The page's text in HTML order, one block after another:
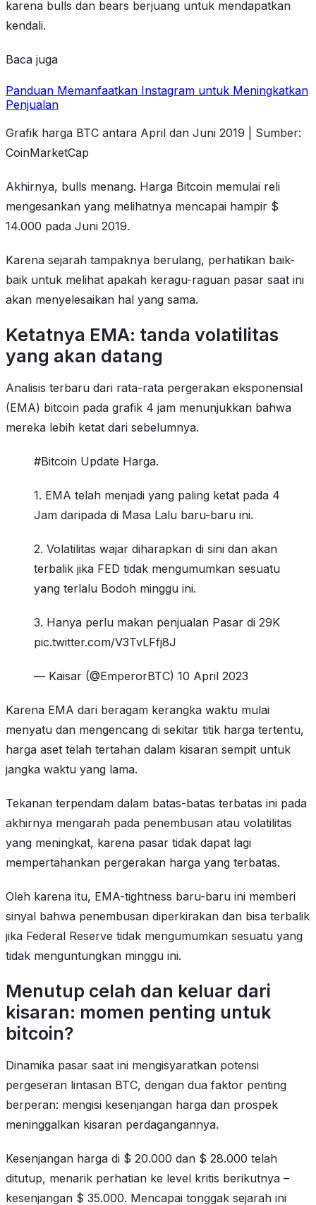
karena bulls dan bears berjuang untuk mendapatkan
kendali.
Baca juga
Panduan Memanfaatkan Instagram untuk Meningkatkan
Penjualan
Grafik harga BTC antara April dan Juni 2019 | Sumber:
CoinMarketCap
Akhirnya, bulls menang. Harga Bitcoin memulai reli
mengesankan yang melihatnya mencapai hampir $
14.000 pada Juni 2019.
Karena sejarah tampaknya berulang, perhatikan baik-
baik untuk melihat apakah keragu-raguan pasar saat ini
akan menyelesaikan hal yang sama.
Ketatnya EMA: tanda volatilitas
yang akan datang
Analisis terbaru dari rata-rata pergerakan eksponensial
(EMA) bitcoin pada grafik 4 jam menunjukkan bahwa
mereka lebih ketat dari sebelumnya.
#Bitcoin Update Harga.
1. EMA telah menjadi yang paling ketat pada 4
Jam daripada di Masa Lalu baru-baru ini.
2. Volatilitas wajar diharapkan di sini dan akan
terbalik jika FED tidak mengumumkan sesuatu
yang terlalu Bodoh minggu ini.
3. Hanya perlu makan penjualan Pasar di 29K
pic.twitter.com/V3TvLFfj8J
— Kaisar (@EmperorBTC) 10 April 2023
Karena EMA dari beragam kerangka waktu mulai
menyatu dan mengencang di sekitar titik harga tertentu,
harga aset telah tertahan dalam kisaran sempit untuk
jangka waktu yang lama.
Tekanan terpendam dalam batas-batas terbatas ini pada
akhirnya mengarah pada penembusan atau volatilitas
yang meningkat, karena pasar tidak dapat lagi
mempertahankan pergerakan harga yang terbatas.
Oleh karena itu, EMA-tightness baru-baru ini memberi
sinyal bahwa penembusan diperkirakan dan bisa terbalik
jika Federal Reserve tidak mengumumkan sesuatu yang
tidak menguntungkan minggu ini.
Menutup celah dan keluar dari
kisaran: momen penting untuk
bitcoin?
Dinamika pasar saat ini mengisyaratkan potensi
pergeseran lintasan BTC, dengan dua faktor penting
berperan: mengisi kesenjangan harga dan prospek
meninggalkan kisaran perdagangannya.
Kesenjangan harga di $ 20.000 dan $ 28.000 telah
ditutup, menarik perhatian ke level kritis berikutnya –
kesenjangan $ 35.000. Mencapai tonggak sejarah ini